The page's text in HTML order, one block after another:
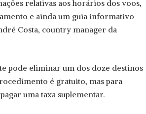
relativas aos horários dos voos,
e ainda um guia informativo
Costa, country manager da
pode eliminar um dos doze destinos
é gratuito, mas para
uma taxa suplementar.